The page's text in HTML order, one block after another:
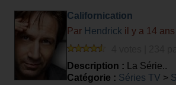
Californication
Par Hendrick il y a 14
Description : La Série..
Catégorie : Séries TV >